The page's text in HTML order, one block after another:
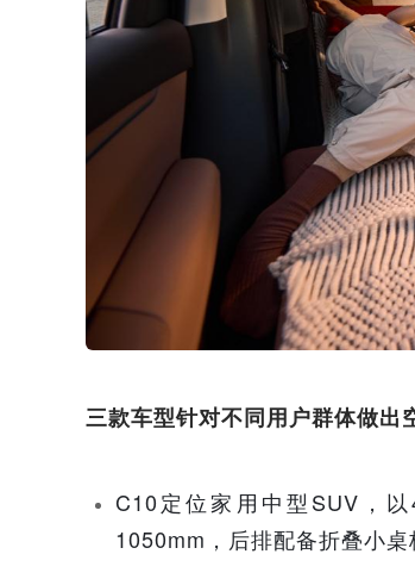
三款车型针对不同用户群体做出
C10定位家用中型SUV，
1050mm，后排配备折叠小